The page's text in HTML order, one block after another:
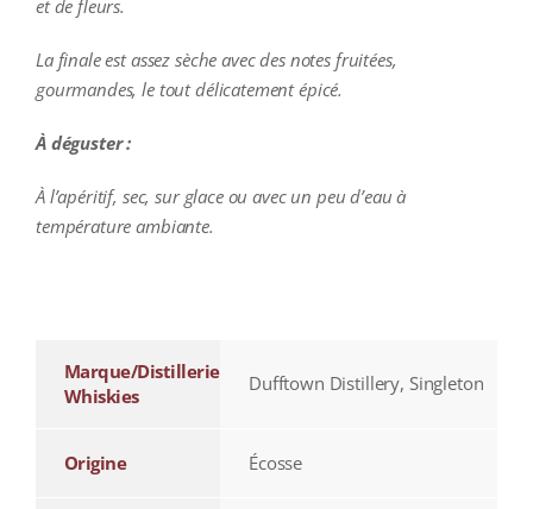
et de fleurs.
La finale est assez sèche avec des notes fruitées,
gourmandes, le tout délicatement épicé.
À déguster :
À l’apéritif, sec, sur glace ou avec un peu d’eau à
température ambiante.
Marque/Distillerie
Whiskies
Dufftown Distillery, Singleton
Origine Écosse